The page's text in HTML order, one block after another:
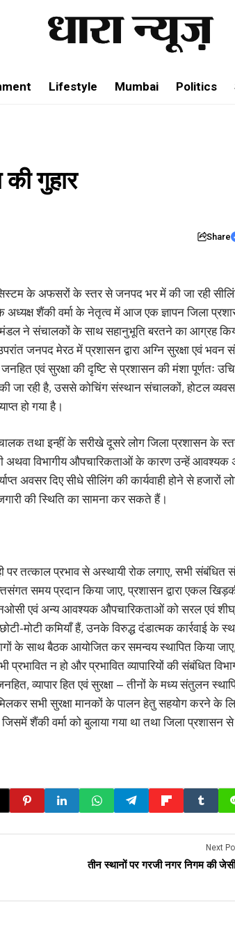
Lifestyle Mumbai Politics
गुहार
Share
के अफसरों के स्तर से जनपद भर में की जा रही
अध्यक्ष शैंकी वर्मा के नेतृत्व में आज एक ज्ञापन जिला
मंडल ने संचालकों के साथ सहानुभूति बरतने का आग्रह
जनपद मेरठ में प्रशासन द्वारा अग्नि सुरक्षा एवं भवन
एवं सुरक्षा की दृष्टि से प्रशासन की मंशा पूर्णतः
की जा रही है, उससे कोचिंग संस्थान संचालकों, होटल
हो गया है।
तथा इन्हीं के सरीखे दूसरे लोग जिला प्रशासन के
अथवा विभागीय औपचारिकताओं के कारण उन्हें आवश्यक
अवसर दिए सीधे सीलिंग की कार्यवाही होने से हजारों
की स्थिति का सामना कर सकते हैं।
पर तत्काल प्रभाव से अस्थायी रोक लगाए, सभी संबंधित
समय प्रदान किया जाए, प्रशासन द्वारा एकल
एवं अन्य आवश्यक औपचारिकताओं को सरल एवं
मोटी कमियाँ हैं, उनके विरुद्ध दंडात्मक कार्रवाई के
के साथ बैठक आयोजित कर समन्वय स्थापित किया
प्रभावित न हो और प्रभावित व्यापारियों की संबंधित
व्यापार हित एवं सुरक्षा – तीनों के मध्य संतुलन
सभी सुरक्षा मानकों के पालन हेतु सहयोग करने के
शैंकी वर्मा को बुलाया गया था तथा जिला प्रशासन से
Next
तीन स्थानों पर गरजी नगर निगम की